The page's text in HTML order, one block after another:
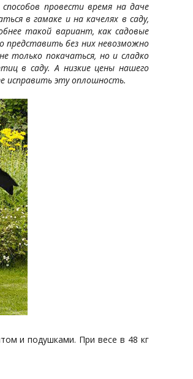
провести время на даче
в гамаке и на качелях в саду,
такой вариант, как садовые
без них невозможно
только покачаться, но и сладко
в саду. А низкие цены нашего
исправить эту оплошность.
и подушками. При весе в 48 кг